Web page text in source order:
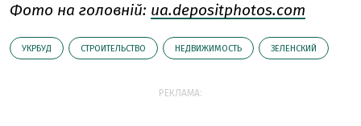
Фото на головній: ua.depositphotos.com
УКРБУД СТРОИТЕЛЬСТВО НЕДВИЖИМОСТЬ ЗЕЛЕНСКИЙ
РЕКЛАМА: